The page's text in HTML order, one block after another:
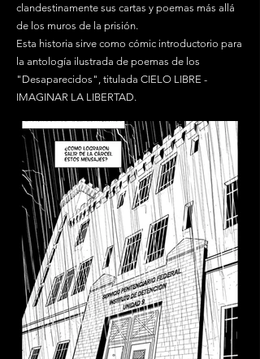
clandestinamente sus cartas y poemas más allá
de los muros de la prisión.
Esta historia sirve como cómic introductorio para
la antología ilustrada de poemas de los
"Desaparecidos", titulada CIELO LIBRE -
IMAGINAR LA LIBERTAD.